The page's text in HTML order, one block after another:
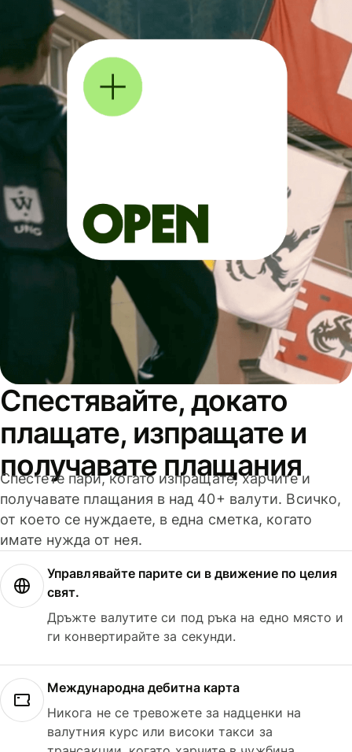
Спестявайте, докато
плащате, изпращате и
получавате плащания
Спестете пари, когато изпращате, харчите и
получавате плащания в над 40+ валути. Всичко,
от което се нуждаете, в една сметка, когато
имате нужда от нея.
Управлявайте парите си в движение по целия
свят.
Дръжте валутите си под ръка на едно място и
ги конвертирайте за секунди.
Международна дебитна карта
Никога не се тревожете за надценки на
валутния курс или високи такси за